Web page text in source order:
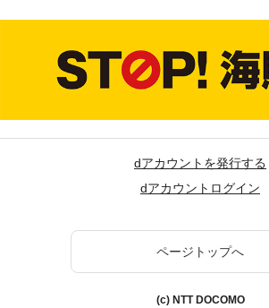
dアカウントを発行する
dアカウントログイン
ページトップへ
(c) NTT DOCOMO